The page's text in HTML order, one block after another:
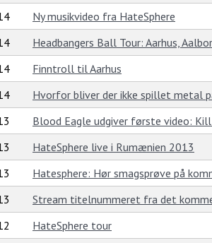
Ny musikvideo fra HateSphere
Headbangers Ball Tour: Aarhus,
Finntroll til Aarhus
Hvorfor bliver der ikke spillet metal
Blood Eagle udgiver første video:
HateSphere live i Rumænien 2013
Hatesphere: Hør smagsprøve på
Stream titelnummeret fra det
HateSphere tour